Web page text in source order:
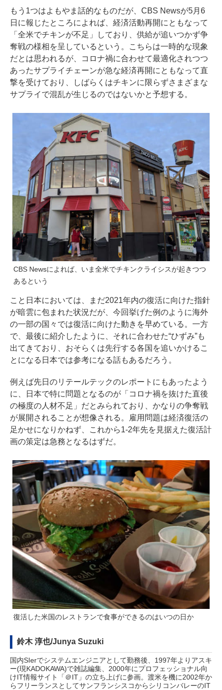
もう1つはよもやま話的なものだが、CBS Newsが5月6
日に報じたところによれば、経済活動再開にともなって
「全米でチキンが不足」しており、供給が追いつかず争
奪戦の様相を呈しているという。こちらは一時的な現象
だとは思われるが、コロナ禍に合わせて最適化されつつ
あったサプライチェーンが急な経済再開にともなって直
撃を受けており、しばらくはチキンに限らずさまざまな
サプライで混乱が生じるのではないかと予想する。
CBS Newsによれば、いま全米でチキンクライシスが起きつつ
あるという
こと日本においては、まだ2021年内の復活に向けた指針
が暗雲に包まれた状況だが、今回挙げた例のように海外
の一部の国々では復活に向けた動きを早めている。一方
で、最後に紹介したように、それに合わせた“ひずみ”も
出てきており、おそらくは先行する各国を追いかけるこ
とになる日本では参考になる話もあるだろう。
例えば先日のリテールテックのレポート にもあったよう
に、日本で特に問題となるのが「コロナ禍を抜けた直後
の極度の人材不足」だとみられており、かなりの争奪戦
が展開されることが想像される。雇用問題は経済復活の
足かせになりかねず、これから1-2年先を見据えた復活計
画の策定は急務となるはずだ。
復活した米国のレストランで食事ができるのはいつの日か
鈴木 淳也/Junya Suzuki
国内SIerでシステムエンジニアとして勤務後、1997年よりアスキ
ー(現KADOKAWA)で雑誌編集、2000年にプロフェッショナル向
けIT情報サイト「＠IT」の立ち上げに参画。渡米を機に2002年か
らフリーランスとしてサンフランシスコからシリコンバレーのIT